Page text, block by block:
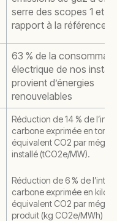
serre des scopes 1 et 2
rapport à la référence
63 % de la
électrique de nos
provient d’énergies
renouvelables
Réduction de 14 % de
carbone exprimée en
équivalent CO2 par
installé (tCO2e/MW).
Réduction de 6 % de
carbone exprimée en
équivalent CO2 par
produit (kg CO2e/MWh)